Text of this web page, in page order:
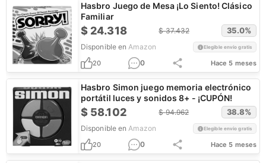
Hasbro Juego de Mesa ¡Lo Siento! Clásico
Familiar
$ 24.318 $37.432 35.0%
Disponible en Amazon Elegible envío gratis
20 0 Hace 5 meses
Hasbro Simon juego memoria electrónico
portátil luces y sonidos 8+ - ¡CUPÓN!
$ 58.102 $94.962 38.8%
Disponible en Amazon Elegible envío gratis
20 0 Hace 5 meses